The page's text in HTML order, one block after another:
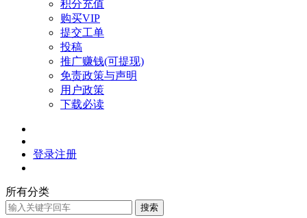
积分充值
购买VIP
提交工单
投稿
推广赚钱(可提现)
免责政策与声明
用户政策
下载必读
登录注册
所有分类
搜索